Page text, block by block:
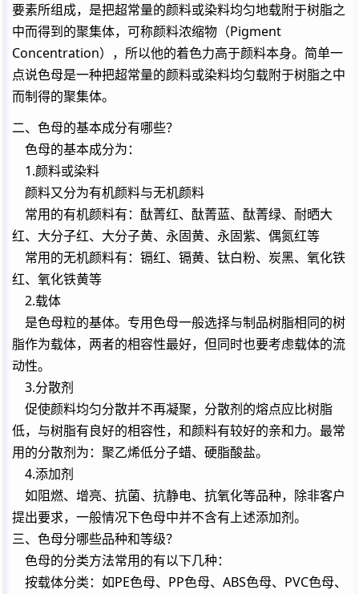
要素所组成，是把超常量的颜料或染料均匀地载附于树脂之
中而得到的聚集体，可称颜料浓缩物（Pigment
Concentration），所以他的着色力高于颜料本身。简单一
点说色母是一种把超常量的颜料或染料均匀载附于树脂之中
而制得的聚集体。
二、色母的基本成分有哪些？
色母的基本成分为：
1.颜料或染料
颜料又分为有机颜料与无机颜料
常用的有机颜料有：酞菁红、酞菁蓝、酞菁绿、耐晒大
红、大分子红、大分子黄、永固黄、永固紫、偶氮红等
常用的无机颜料有：镉红、镉黄、钛白粉、炭黑、氧化铁
红、氧化铁黄等
2.载体
是色母粒的基体。专用色母一般选择与制品树脂相同的树
脂作为载体，两者的相容性最好，但同时也要考虑载体的流
动性。
3.分散剂
促使颜料均匀分散并不再凝聚，分散剂的熔点应比树脂
低，与树脂有良好的相容性，和颜料有较好的亲和力。最常
用的分散剂为：聚乙烯低分子蜡、硬脂酸盐。
4.添加剂
如阻燃、增亮、抗菌、抗静电、抗氧化等品种，除非客户
提出要求，一般情况下色母中并不含有上述添加剂。
三、色母分哪些品种和等级？
色母的分类方法常用的有以下几种：
按载体分类：如PE色母、PP色母、ABS色母、PVC色母、